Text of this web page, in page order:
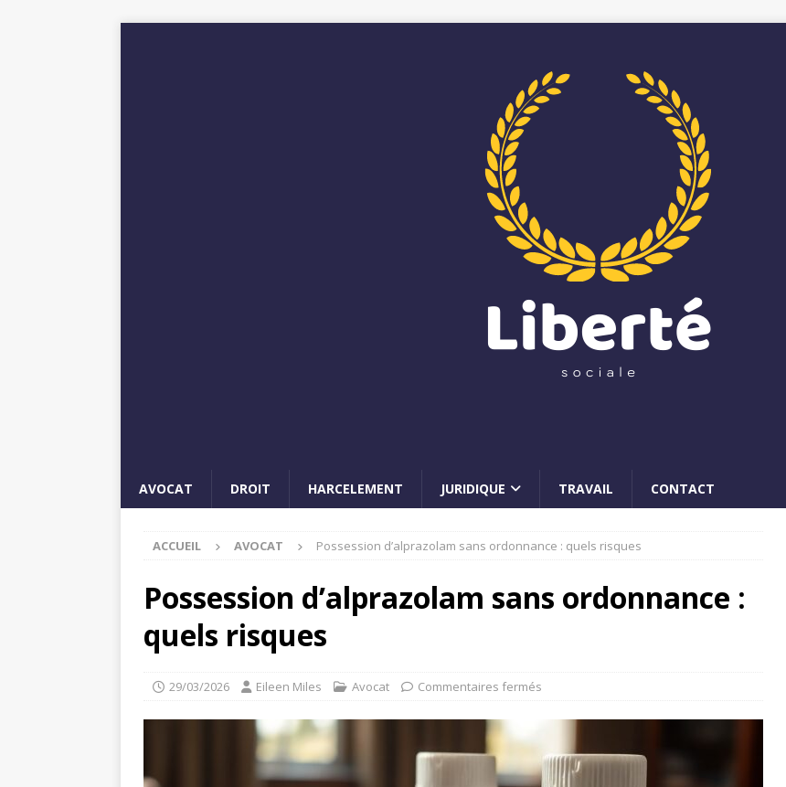
AVOCAT DROIT HARCELEMENT JURIDIQUE TRAVAIL CONTACT
ACCUEIL AVOCAT Possession d’alprazolam sans ordonnance : quels risques
Possession d’alprazolam sans ordonnance :
quels risques
29/03/2026 Eileen Miles Avocat Commentaires fermés